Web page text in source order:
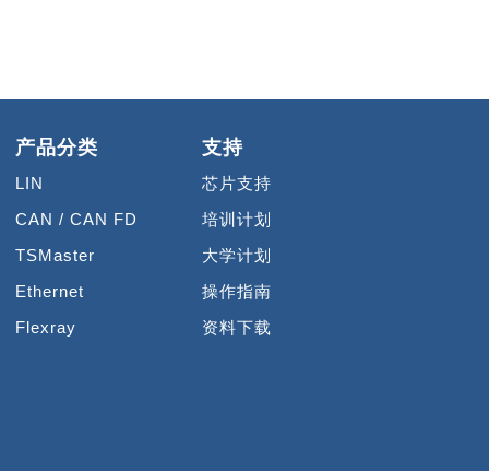
产品分类
LIN
CAN / CAN FD
TSMaster
Ethernet
Flexray
支持
芯片支持
培训计划
大学计划
操作指南
资料下载